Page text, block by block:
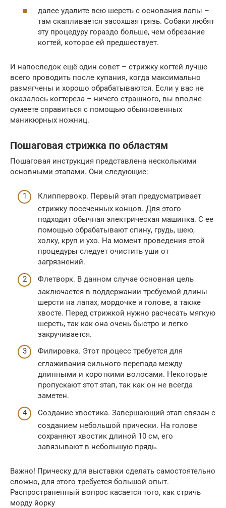
далее удалите всю шерсть с основания лапы –
там скапливается засохшая грязь. Собаки любят
эту процедуру гораздо больше, чем обрезание
когтей, которое ей предшествует.
И напоследок ещё один совет – стрижку когтей лучше
всего проводить после купания, когда максимально
размягчены и хорошо обрабатываются. Если у вас не
оказалось когтереза – ничего страшного, вы вполне
сумеете справиться с помощью обыкновенных
маникюрных ножниц.
Пошаговая стрижка по областям
Пошаговая инструкция представлена несколькими
основными этапами. Они следующие:
Клиппервокр. Первый этап предусматривает
стрижку посеченных концов. Для этого
подходит обычная электрическая машинка. С ее
помощью обрабатывают спину, грудь, шею,
холку, круп и ухо. На момент проведения этой
процедуры следует очистить уши от
загрязнений.
Флетворк. В данном случае основная цель
заключается в поддержании требуемой длины
шерсти на лапах, мордочке и голове, а также
хвосте. Перед стрижкой нужно расчесать мягкую
шерсть, так как она очень быстро и легко
закручивается.
Филировка. Этот процесс требуется для
сглаживания сильного перепада между
длинными и короткими волосами. Некоторые
пропускают этот этап, так как он не всегда
заметен.
Создание хвостика. Завершающий этап связан с
созданием небольшой прически. На голове
сохраняют хвостик длиной 10 см, его
завязывают в небольшую прядь.
Важно! Прическу для выставки сделать самостоятельно
сложно, для этого требуется большой опыт.
Распространенный вопрос касается того, как стричь
морду йорку